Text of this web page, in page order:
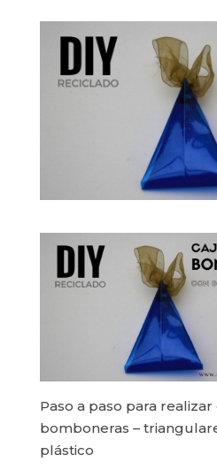
Paso a paso para
bomboneras –
plástico